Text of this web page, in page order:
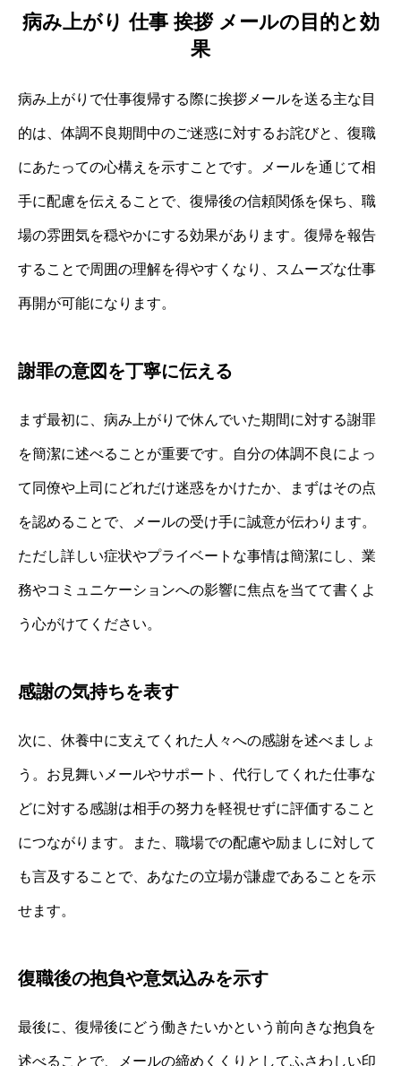
病み上がり 仕事 挨拶 メールの目的と効
果
病み上がりで仕事復帰する際に挨拶メールを送る主な目
的は、体調不良期間中のご迷惑に対するお詫びと、復職
にあたっての心構えを示すことです。メールを通じて相
手に配慮を伝えることで、復帰後の信頼関係を保ち、職
場の雰囲気を穏やかにする効果があります。復帰を報告
することで周囲の理解を得やすくなり、スムーズな仕事
再開が可能になります。
謝罪の意図を丁寧に伝える
まず最初に、病み上がりで休んでいた期間に対する謝罪
を簡潔に述べることが重要です。自分の体調不良によっ
て同僚や上司にどれだけ迷惑をかけたか、まずはその点
を認めることで、メールの受け手に誠意が伝わります。
ただし詳しい症状やプライベートな事情は簡潔にし、業
務やコミュニケーションへの影響に焦点を当てて書くよ
う心がけてください。
感謝の気持ちを表す
次に、休養中に支えてくれた人々への感謝を述べましょ
う。お見舞いメールやサポート、代行してくれた仕事な
どに対する感謝は相手の努力を軽視せずに評価すること
につながります。また、職場での配慮や励ましに対して
も言及することで、あなたの立場が謙虚であることを示
せます。
復職後の抱負や意気込みを示す
最後に、復帰後にどう働きたいかという前向きな抱負を
述べることで、メールの締めくくりとしてふさわしい印